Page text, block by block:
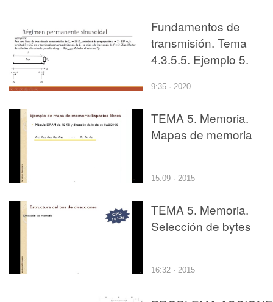
Fundamentos de
transmisión. Tema
4.3.5.5. Ejemplo 5.
9:35 · 2020
TEMA 5. Memoria.
Mapas de memoria
15:09 · 2015
TEMA 5. Memoria.
Selección de bytes
16:32 · 2015